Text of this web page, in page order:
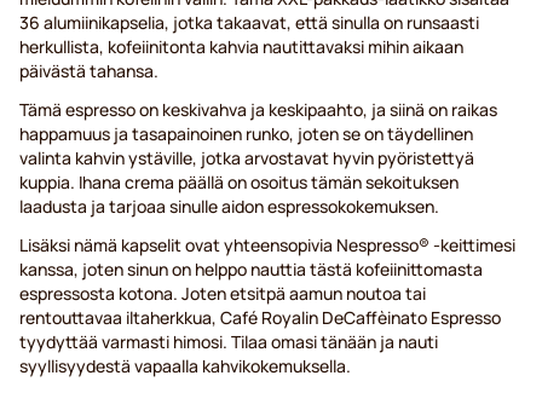
36 alumiinikapselia, jotka takaavat, että sinulla on runsaasti
herkullista, kofeiinitonta kahvia nautittavaksi mihin aikaan
päivästä tahansa.
Tämä espresso on keskivahva ja keskipaahto, ja siinä on raikas
happamuus ja tasapainoinen runko, joten se on täydellinen
valinta kahvin ystäville, jotka arvostavat hyvin pyöristettyä
kuppia. Ihana crema päällä on osoitus tämän sekoituksen
laadusta ja tarjoaa sinulle aidon espressokokemuksen.
Lisäksi nämä kapselit ovat yhteensopivia Nespresso® -keittimesi
kanssa, joten sinun on helppo nauttia tästä kofeiinittomasta
espressosta kotona. Joten etsitpä aamun noutoa tai
rentouttavaa iltaherkkua, Café Royalin DeCaffèinato Espresso
tyydyttää varmasti himosi. Tilaa omasi tänään ja nauti
syyllisyydestä vapaalla kahvikokemuksella.